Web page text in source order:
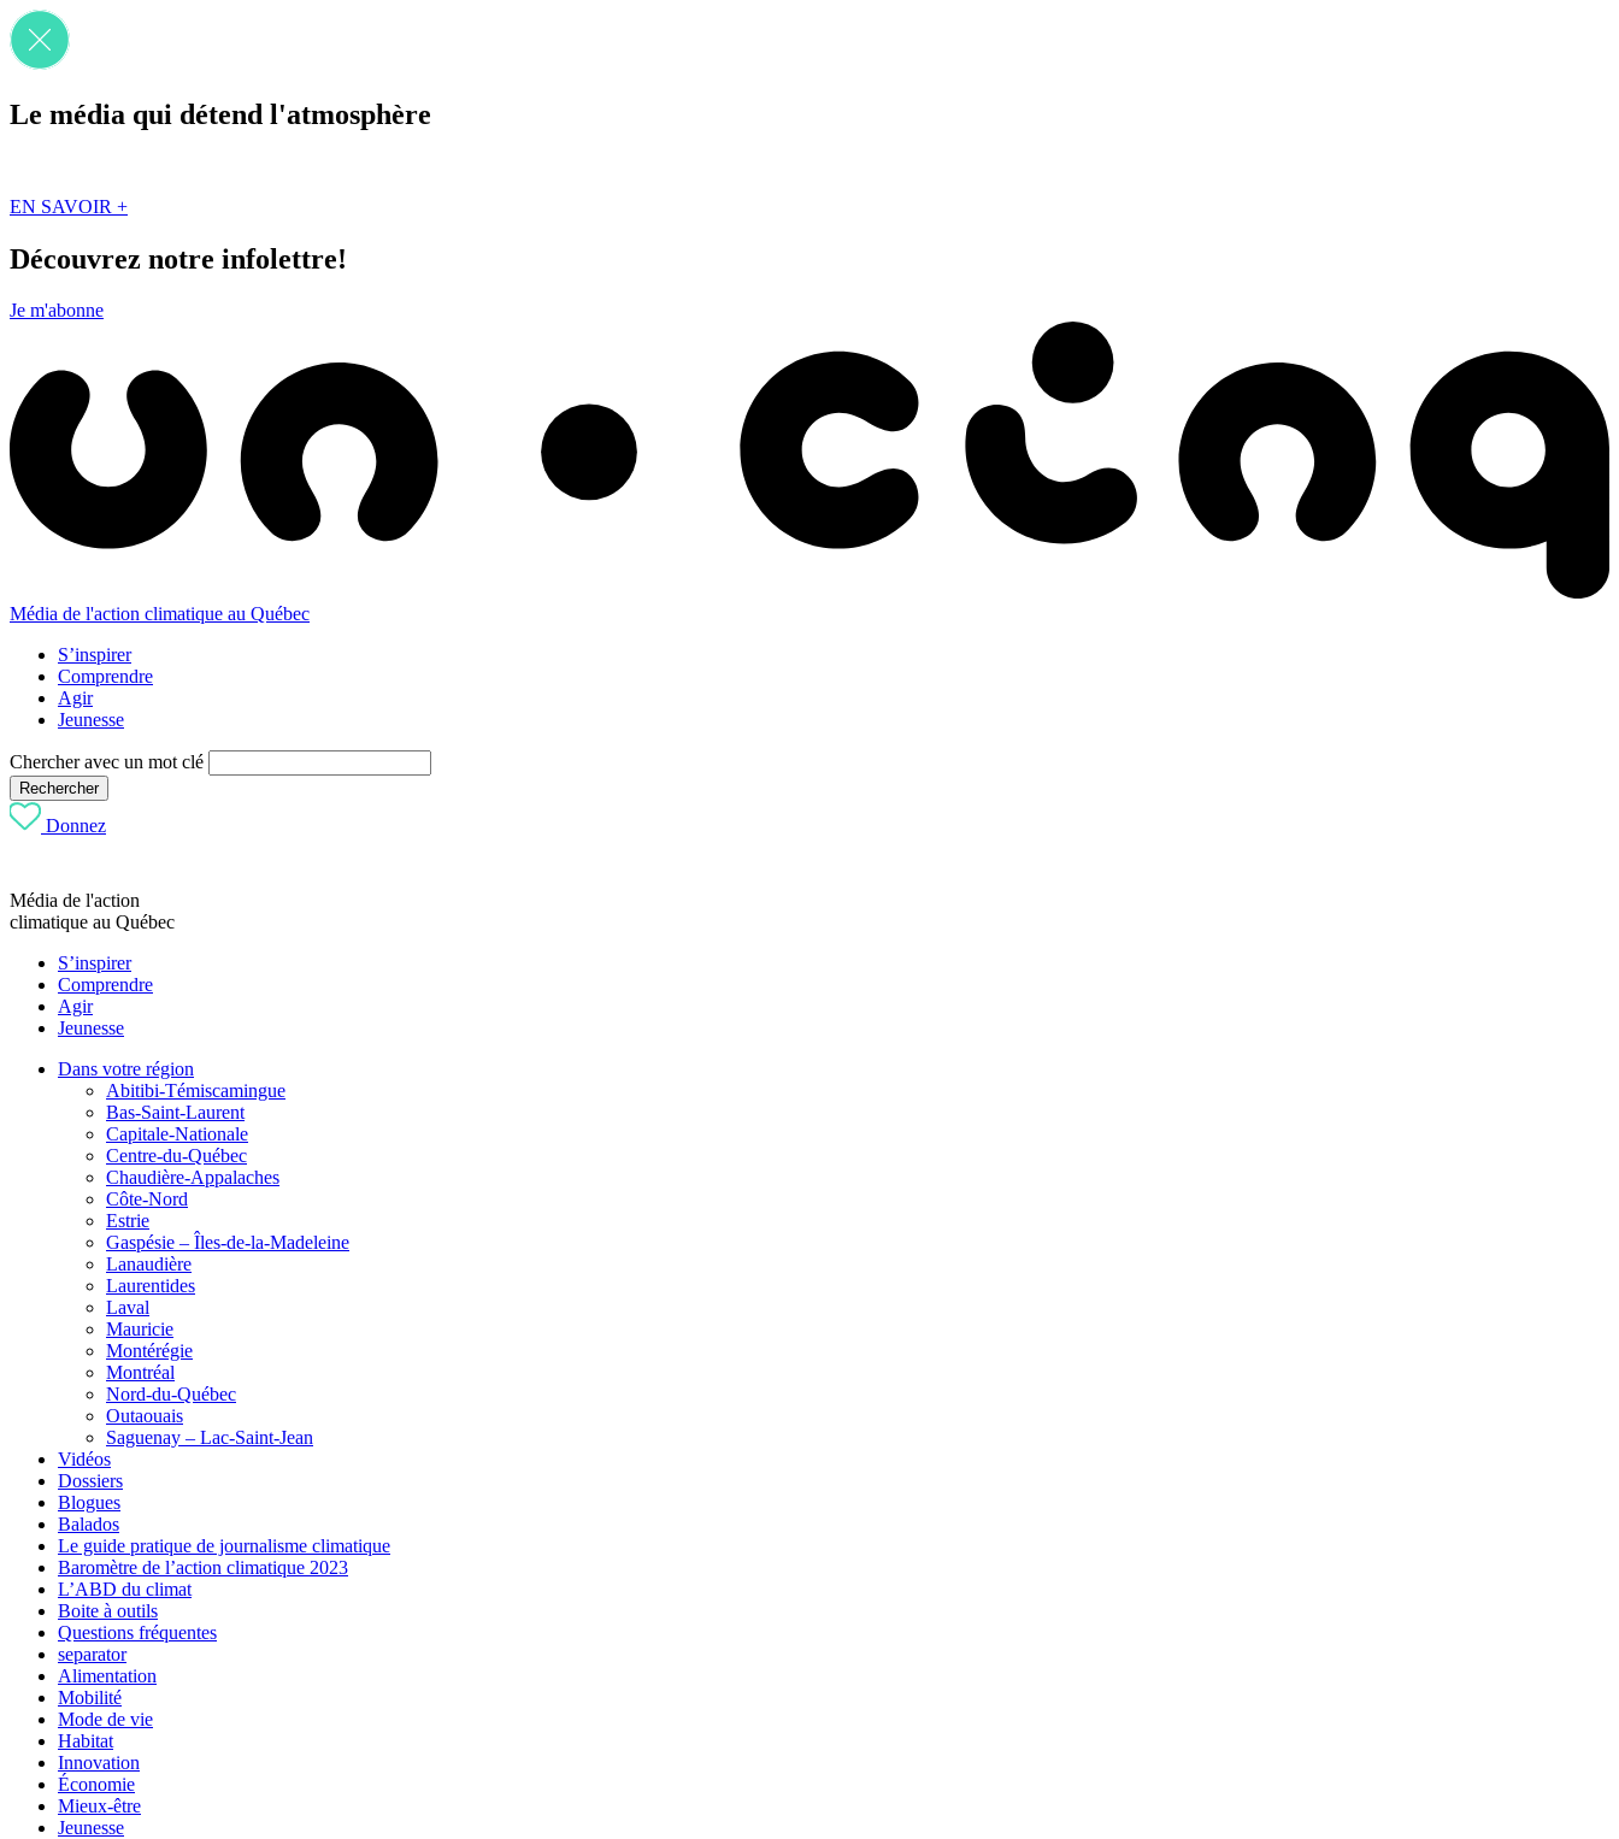
Le média qui détend l'atmosphère
EN SAVOIR +
Découvrez notre infolettre!
Je m'abonne
Média de l'action climatique au Québec
S’inspirer
Comprendre
Agir
Jeunesse
Chercher avec un mot clé
Rechercher
Donnez
Média de l'action
climatique au Québec
S’inspirer
Comprendre
Agir
Jeunesse
Dans votre région
Abitibi-Témiscamingue
Bas-Saint-Laurent
Capitale-Nationale
Centre-du-Québec
Chaudière-Appalaches
Côte-Nord
Estrie
Gaspésie – Îles-de-la-Madeleine
Lanaudière
Laurentides
Laval
Mauricie
Montérégie
Montréal
Nord-du-Québec
Outaouais
Saguenay – Lac-Saint-Jean
Vidéos
Dossiers
Blogues
Balados
Le guide pratique de journalisme climatique
Baromètre de l’action climatique 2023
L’ABD du climat
Boite à outils
Questions fréquentes
separator
Alimentation
Mobilité
Mode de vie
Habitat
Innovation
Économie
Mieux-être
Jeunesse